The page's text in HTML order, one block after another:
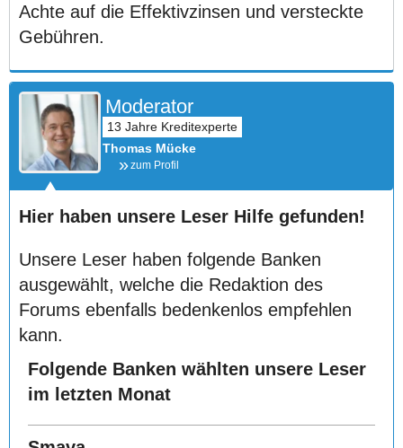
Achte auf die Effektivzinsen und versteckte
Gebühren.
Moderator
Thomas Mücke
zum Profil
Hier haben unsere Leser Hilfe gefunden!
Unsere Leser haben folgende Banken
ausgewählt, welche die Redaktion des
Forums ebenfalls bedenkenlos empfehlen
kann.
Folgende Banken wählten unsere Leser
im letzten Monat